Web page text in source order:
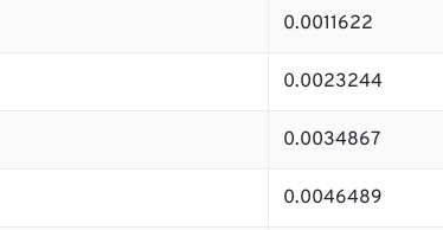
0.0011622
0.0023244
0.0034867
0.0046489